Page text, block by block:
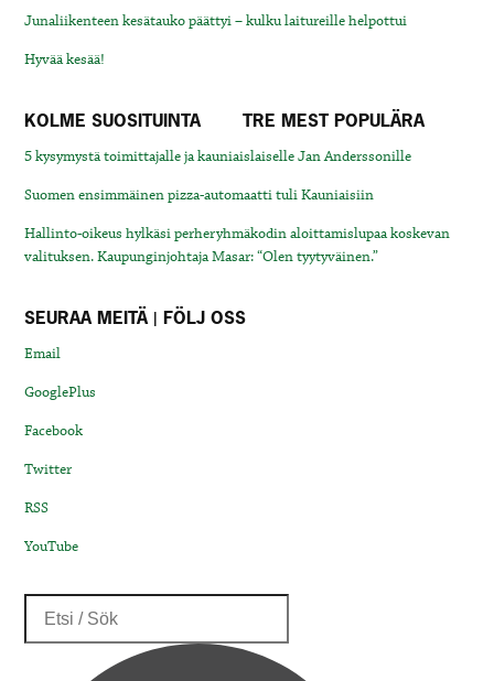
Junaliikenteen kesätauko päättyi – kulku laitureille helpottui
Hyvää kesää!
KOLME SUOSITUINTA TRE MEST POPULÄRA
5 kysymystä toimittajalle ja kauniaislaiselle Jan Anderssonille
Suomen ensimmäinen pizza-automaatti tuli Kauniaisiin
Hallinto-oikeus hylkäsi perheryhmäkodin aloittamislupaa koskevan
valituksen. Kaupunginjohtaja Masar: “Olen tyytyväinen.”
SEURAA MEITÄ | FÖLJ OSS
Email
GooglePlus
Facebook
Twitter
RSS
YouTube